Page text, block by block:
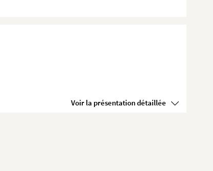
Voir la présentation détaillée